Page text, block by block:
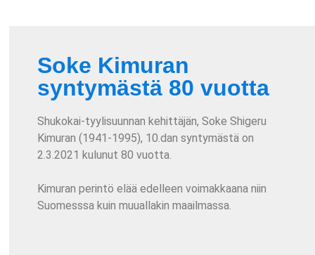
Soke Kimuran
syntymästä 80 vuotta
Shukokai-tyylisuunnan kehittäjän, Soke Shigeru
Kimuran (1941-1995), 10.dan syntymästä on
2.3.2021 kulunut 80 vuotta.
Kimuran perintö elää edelleen voimakkaana niin
Suomesssa kuin muuallakin maailmassa.